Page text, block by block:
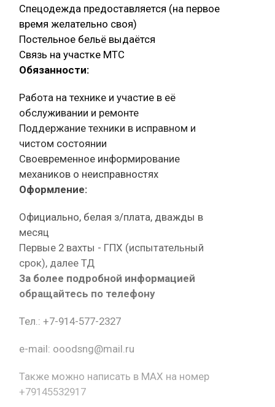
Спецодежда предоставляется (на первое
время желательно своя)
Постельное бельё выдаётся
Связь на участке МТС
Обязанности:
Работа на технике и участие в её
обслуживании и ремонте
Поддержание техники в исправном и
чистом состоянии
Своевременное информирование
механиков о неисправностях
Оформление:
Официально, белая з/плата, дважды в
месяц
Первые 2 вахты - ГПХ (испытательный
срок), далее ТД
За более подробной информацией
обращайтесь по телефону
Тел.: +7-914-577-2327
e-mail: ooodsng@mail.ru
Также можно написать в MAX на номер
+79145532917